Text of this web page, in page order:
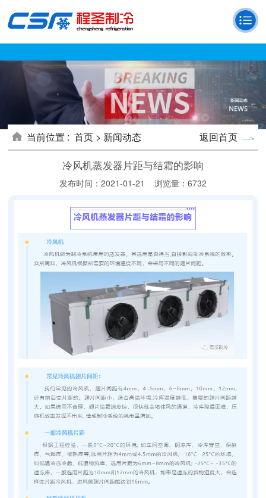
当前位置 : 首页 > 新闻动态 返回首页
冷风机蒸发器片距与结霜的影响
发布时间：2021-01-21 浏览量：6732